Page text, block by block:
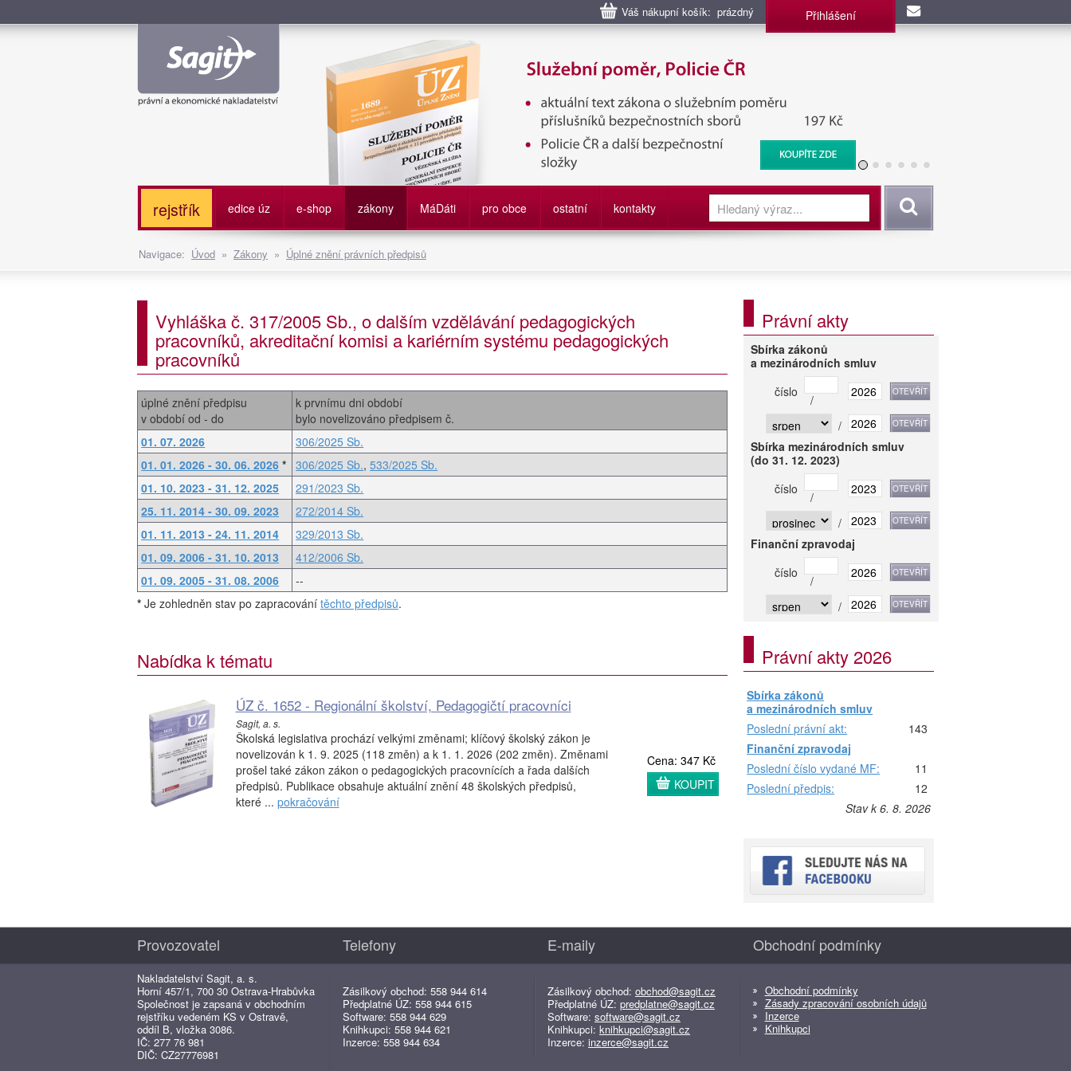
Váš nákupní košík: prázdný Přihlášení
Služební poměr příslušníků bezpečnostních sborů, Policie ČR, Vězeňská služba, BIS, Zpravodajské
služby
rejstřík edice úz e-shop zákony MáDáti pro obce ostatní kontakty Vyhledat
Navigace: Úvod » Zákony » Úplné znění právních předpisů
Vyhláška č. 317/2005 Sb., o dalším vzdělávání pedagogických
pracovníků, akreditační komisi a kariérním systému pedagogických
pracovníků
úplné znění předpisu
v období od - do
k prvnímu dni období
bylo novelizováno předpisem č.
01. 07. 2026
306/2025 Sb.
01. 01. 2026 - 30. 06. 2026 * 306/2025 Sb.,533/2025 Sb.
01. 10. 2023 - 31. 12. 2025
291/2023 Sb.
25. 11. 2014 - 30. 09. 2023
272/2014 Sb.
01. 11. 2013 - 24. 11. 2014
329/2013 Sb.
01. 09. 2006 - 31. 10. 2013
412/2006 Sb.
01. 09. 2005 - 31. 08. 2006
--
* Je zohledněn stav po zapracování těchto předpisů.
Nabídka k tématu
ÚZ č. 1652 - Regionální školství, Pedagogičtí pracovníci
Sagit, a. s.
Školská legislativa prochází velkými změnami; klíčový školský zákon je
novelizován k 1. 9. 2025 (118 změn) a k 1. 1. 2026 (202 změn). Změnami
prošel také zákon zákon o pedagogických pracovnících a řada dalších
předpisů. Publikace obsahuje aktuální znění 48 školských předpisů,
které ... pokračování
Cena: 347 Kč
KOUPIT
Právní akty
Sbírka zákonů
a mezinárodních smluv
číslo
/
/
Sbírka mezinárodních smluv
(do 31. 12. 2023)
číslo
/
/
Finanční zpravodaj
číslo
/
/
Právní akty 2026
Sbírka zákonů
a mezinárodních smluv
Poslední právní akt:
143
Finanční zpravodaj
Poslední číslo vydané MF:
11
Poslední předpis:
12
Stav k 6. 8. 2026
Provozovatel
Nakladatelství Sagit, a. s.
Horní 457/1, 700 30 Ostrava-Hrabůvka
Společnost je zapsaná v obchodním
rejstříku vedeném KS v Ostravě,
oddíl B, vložka 3086.
IČ: 277 76 981
DIČ: CZ27776981
Telefony
Zásilkový obchod: 558 944 614
Předplatné ÚZ: 558 944 615
Software: 558 944 629
Knihkupci: 558 944 621
Inzerce: 558 944 634
E-maily
Zásilkový obchod: obchod@sagit.cz
Předplatné ÚZ: predplatne@sagit.cz
Software: software@sagit.cz
Knihkupci: knihkupci@sagit.cz
Inzerce: inzerce@sagit.cz
Obchodní podmínky
Obchodní podmínky
Zásady zpracování osobních údajů
Inzerce
Knihkupci